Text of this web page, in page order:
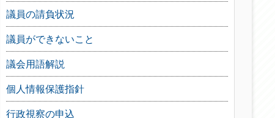
議員の請負状況
議員ができないこと
議会用語解説
個人情報保護指針
行政視察の申込